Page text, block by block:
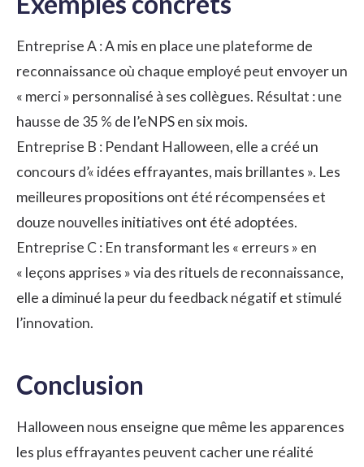
Entreprise A : A mis en place une plateforme de
reconnaissance où chaque employé peut envoyer un
« merci » personnalisé à ses collègues. Résultat : une
hausse de 35 % de l’eNPS en six mois.
Entreprise B : Pendant Halloween, elle a créé un
concours d’« idées effrayantes, mais brillantes ». Les
meilleures propositions ont été récompensées et
douze nouvelles initiatives ont été adoptées.
Entreprise C : En transformant les « erreurs » en
« leçons apprises » via des rituels de reconnaissance,
elle a diminué la peur du feedback négatif et stimulé
l’innovation.
Conclusion
Halloween nous enseigne que même les apparences
les plus effrayantes peuvent cacher une réalité